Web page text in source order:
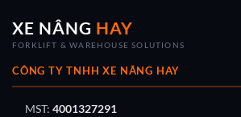
XE NÂNG HAY
FORKLIFT & WAREHOUSE SOLUTIONS
CÔNG TY TNHH XE NÂNG HAY
MST: 4001327291